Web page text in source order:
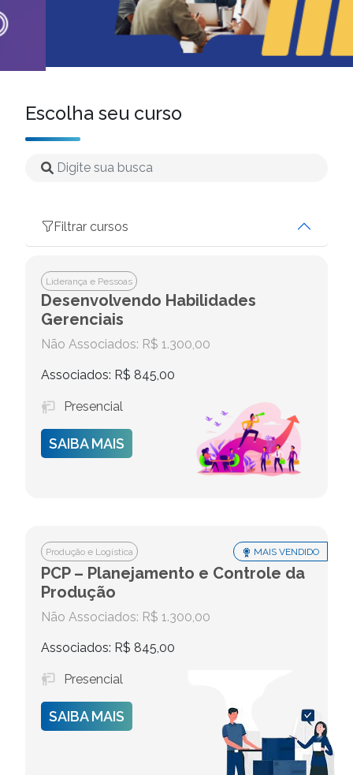
Escolha seu curso
Filtrar cursos
Liderança e Pessoas
Desenvolvendo Habilidades
Gerenciais
Não Associados: R$ 1.300,00
Associados: R$ 845,00
Presencial
SAIBA MAIS
Produção e Logística MAIS VENDIDO
PCP – Planejamento e Controle da
Produção
Não Associados: R$ 1.300,00
Associados: R$ 845,00
Presencial
SAIBA MAIS